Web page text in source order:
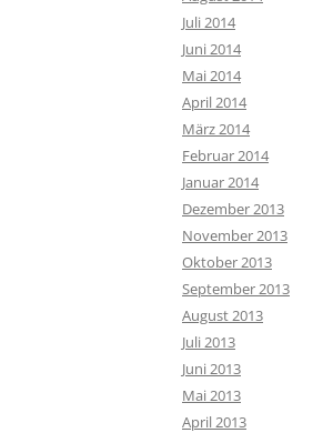
Juli 2014
Juni 2014
Mai 2014
April 2014
März 2014
Februar 2014
Januar 2014
Dezember 2013
November 2013
Oktober 2013
September 2013
August 2013
Juli 2013
Juni 2013
Mai 2013
April 2013